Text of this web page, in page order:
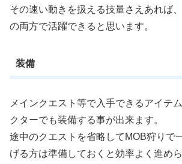
その速い動きを扱える技量さえあれば
の両方で活躍できると思います。
装備
メインクエスト等で入手できるアイテ
クターでも装備する事が出来ます。
途中のクエストを省略してMOB狩りで
げる方は準備しておくと効率よく進めら